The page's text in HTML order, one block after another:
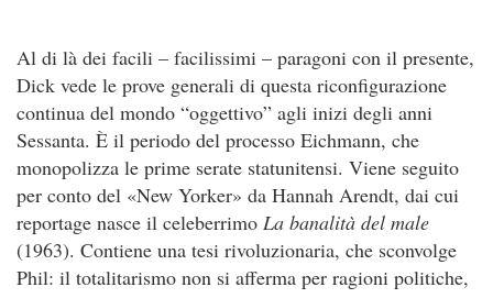
Al di là dei facili – facilissimi – paragoni con il presente,
Dick vede le prove generali di questa riconfigurazione
continua del mondo “oggettivo” agli inizi degli anni
Sessanta. È il periodo del processo Eichmann, che
monopolizza le prime serate statunitensi. Viene seguito
per conto del «New Yorker» da Hannah Arendt, dai cui
reportage nasce il celeberrimo La banalità del male
(1963). Contiene una tesi rivoluzionaria, che sconvolge
Phil: il totalitarismo non si afferma per ragioni politiche,